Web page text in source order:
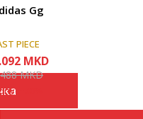
Gg
PIECE
MKD
MKD